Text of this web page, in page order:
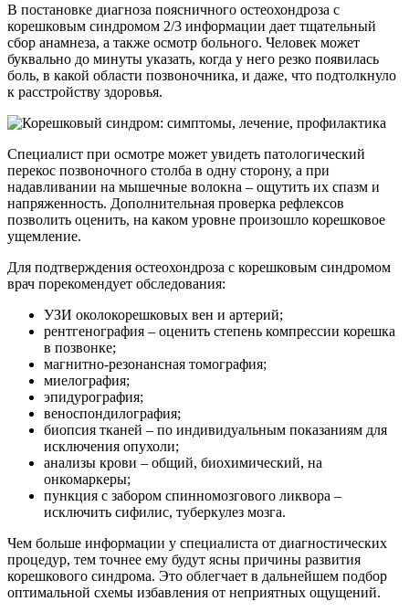
В постановке диагноза поясничного остеохондроза с
корешковым синдромом 2/3 информации дает тщательный
сбор анамнеза, а также осмотр больного. Человек может
буквально до минуты указать, когда у него резко появилась
боль, в какой области позвоночника, и даже, что подтолкнуло
к расстройству здоровья.
Специалист при осмотре может увидеть патологический
перекос позвоночного столба в одну сторону, а при
надавливании на мышечные волокна – ощутить их спазм и
напряженность. Дополнительная проверка рефлексов
позволить оценить, на каком уровне произошло корешковое
ущемление.
Для подтверждения остеохондроза с корешковым синдромом
врач порекомендует обследования:
УЗИ околокорешковых вен и артерий;
рентгенография – оценить степень компрессии корешка
в позвонке;
магнитно-резонансная томография;
миелография;
эпидурография;
веноспондилография;
биопсия тканей – по индивидуальным показаниям для
исключения опухоли;
анализы крови – общий, биохимический, на
онкомаркеры;
пункция с забором спинномозгового ликвора –
исключить сифилис, туберкулез мозга.
Чем больше информации у специалиста от диагностических
процедур, тем точнее ему будут ясны причины развития
корешкового синдрома. Это облегчает в дальнейшем подбор
оптимальной схемы избавления от неприятных ощущений.